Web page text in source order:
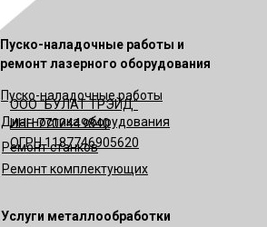
Услуги металлообработки
Пуско-наладочные работы и
ремонт лазерного оборудования
Пуско-наладочные работы
ООО "БУЛАТ ТРЭЙД"
ИНН 7702449840
ОГРН 1187746905620
Ремонт комплектующих
Ремонт станков
Диагностика оборудования